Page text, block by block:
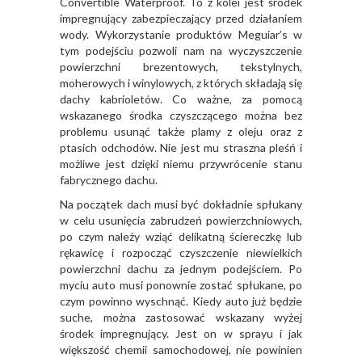
impregnujący zabezpieczający przed działaniem
wody. Wykorzystanie produktów Meguiar’s w
tym podejściu pozwoli nam na wyczyszczenie
powierzchni brezentowych, tekstylnych,
moherowych i winylowych, z których składają się
dachy kabrioletów. Co ważne, za pomocą
wskazanego środka czyszczącego można bez
problemu usunąć także plamy z oleju oraz z
ptasich odchodów. Nie jest mu straszna pleśń i
możliwe jest dzięki niemu przywrócenie stanu
fabrycznego dachu.
Na początek dach musi być dokładnie spłukany
w celu usunięcia zabrudzeń powierzchniowych,
po czym należy wziąć delikatną ściereczkę lub
rękawicę i rozpocząć czyszczenie niewielkich
powierzchni dachu za jednym podejściem. Po
myciu auto musi ponownie zostać spłukane, po
czym powinno wyschnąć. Kiedy auto już będzie
suche, można zastosować wskazany wyżej
środek impregnujący. Jest on w sprayu i jak
większość chemii samochodowej, nie powinien